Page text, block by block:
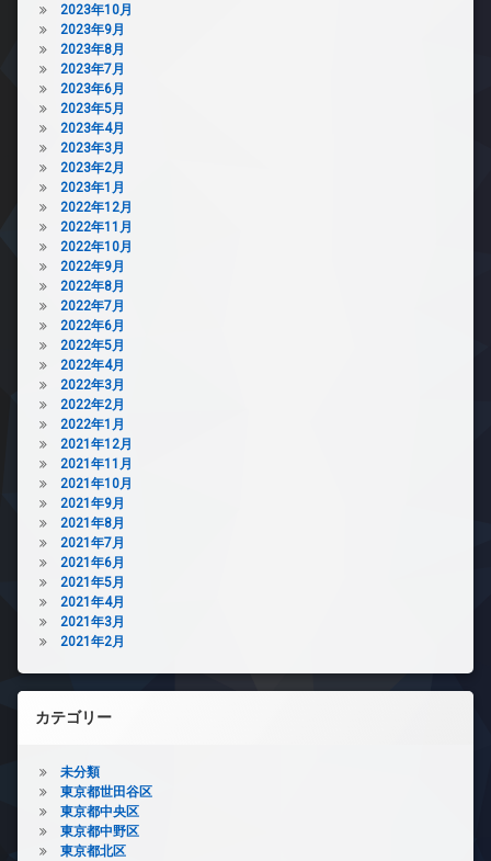
2023年10月
2023年9月
2023年8月
2023年7月
2023年6月
2023年5月
2023年4月
2023年3月
2023年2月
2023年1月
2022年12月
2022年11月
2022年10月
2022年9月
2022年8月
2022年7月
2022年6月
2022年5月
2022年4月
2022年3月
2022年2月
2022年1月
2021年12月
2021年11月
2021年10月
2021年9月
2021年8月
2021年7月
2021年6月
2021年5月
2021年4月
2021年3月
2021年2月
カテゴリー
未分類
東京都世田谷区
東京都中央区
東京都中野区
東京都北区